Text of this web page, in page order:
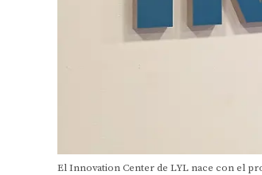
El Innovation Center de LYL nace con el